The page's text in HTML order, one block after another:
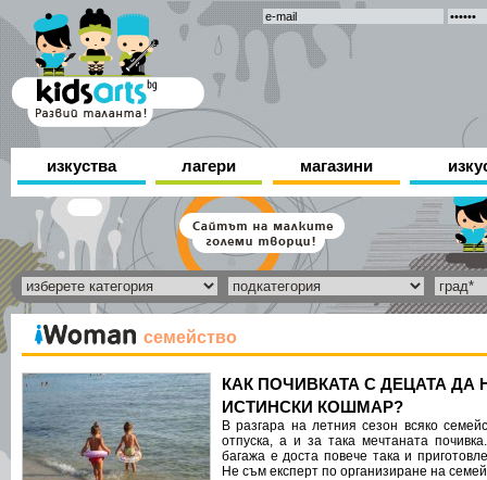
изкуства лагери магазини
семейство
КАК ПОЧИВКАТА С ДЕЦАТА ДА
ИСТИНСКИ КОШМАР?
В разгара на летния сезон всяко
отпуска, а и за така мечтаната
багажа е доста повече така и
Не съм експерт по организиране на